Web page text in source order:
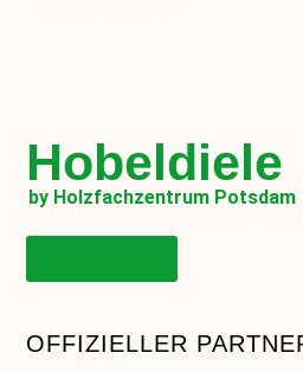
Hobeldiele
by Holzfachzentrum Potsdam
OFFIZIELLER